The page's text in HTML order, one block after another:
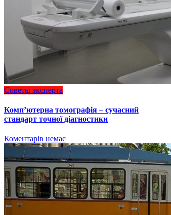
Советы эксперта
Комп’ютерна томографія – сучасний
стандарт точної діагностики
Коментарів немає